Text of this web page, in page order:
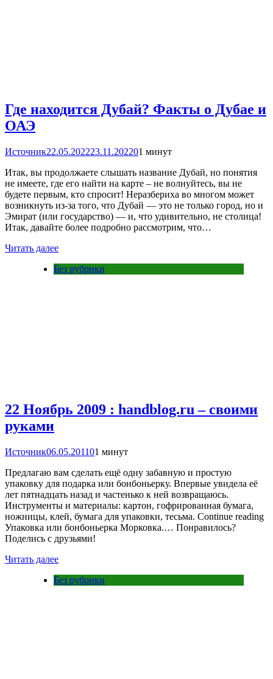
Где находится Дубай? Факты о Дубае и
ОАЭ
Источник22.05.202223.11.202201 минут
Итак, вы продолжаете слышать название Дубай, но понятия
не имеете, где его найти на карте – не волнуйтесь, вы не
будете первым, кто спросит! Неразбериха во многом может
возникнуть из-за того, что Дубай — это не только город, но и
Эмират (или государство) — и, что удивительно, не столица!
Итак, давайте более подробно рассмотрим, что…
Читать далее
Без рубрики
22 Ноябрь 2009 : handblog.ru – своими
руками
Источник06.05.201101 минут
Предлагаю вам сделать ещё одну забавную и простую
упаковку для подарка или бонбоньерку. Впервые увидела её
лет пятнадцать назад и частенько к ней возвращаюсь.
Инструменты и материалы: картон, гофрированная бумага,
ножницы, клей, бумага для упаковки, тесьма. Continue reading
Упаковка или бонбоньерка Морковка.… Понравилось?
Поделись с друзьями!
Читать далее
Без рубрики